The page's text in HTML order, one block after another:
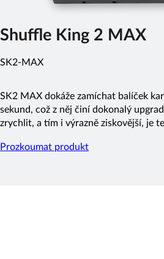
Shuffle King 2 MAX
SK2-MAX
SK2 MAX dokáže zamíchat balíček
sekund, což z něj činí dokonalý
zrychlit, a tím i výrazně ziskovější, je
Prozkoumat produkt